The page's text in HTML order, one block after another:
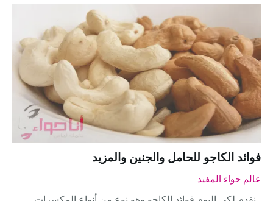
فوائد الكاجو للحامل والجنين والمزيد
عالم حواء المفيد